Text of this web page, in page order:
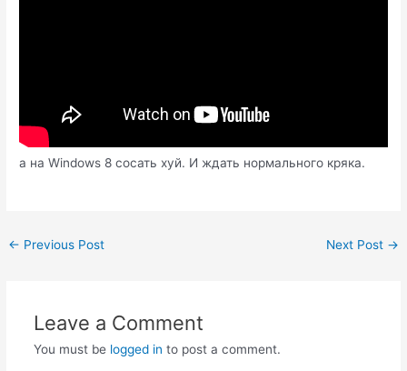
а на Windows 8 сосать хуй. И ждать нормального кряка.
Post
← Previous Post Next Post →
Leave a Comment
You must be logged in to post a comment.